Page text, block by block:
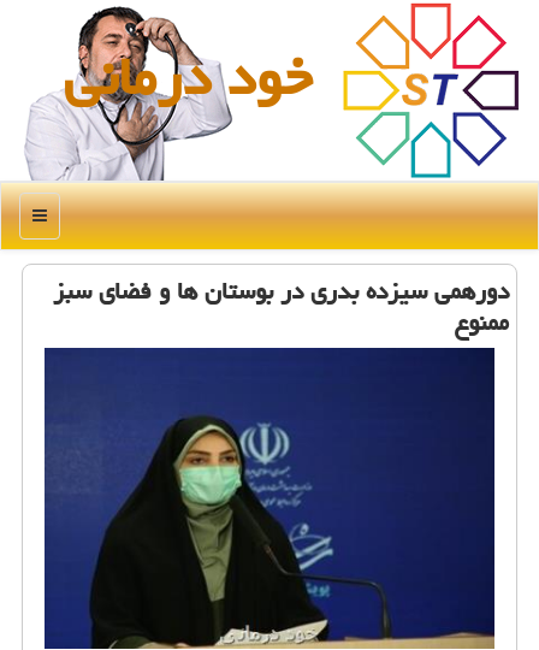
خود درمانی
منو
دورهمی سیزده بدری در بوستان ها و فضای سبز
ممنوع